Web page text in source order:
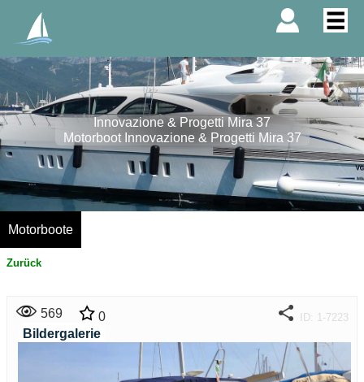
Innovazione & Progetti Mira 37
Motorboot Innovazione & Progetti Mira 37
Motorboote
Zurück
569 0 ID: 1-7223
Bildergalerie